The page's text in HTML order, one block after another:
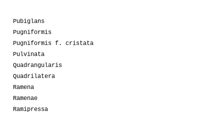
Pubiglans
Pugniformis
Pugniformis f. cristata
Pulvinata
Quadrangularis
Quadrilatera
Ramena
Ramenae
Ramipressa